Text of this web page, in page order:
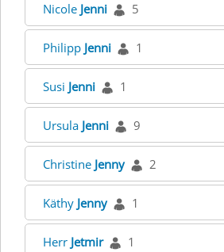
Nicole Jenni 5
Philipp Jenni 1
Susi Jenni 1
Ursula Jenni 9
Christine Jenny 2
Käthy Jenny 1
Herr Jetmir 1